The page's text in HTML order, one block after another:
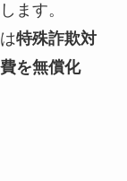
ます。
特殊詐欺対
を無償化